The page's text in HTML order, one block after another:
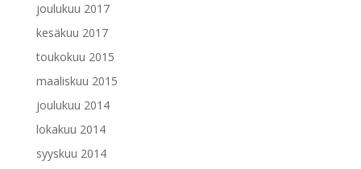
joulukuu 2017
kesäkuu 2017
toukokuu 2015
maaliskuu 2015
joulukuu 2014
lokakuu 2014
syyskuu 2014